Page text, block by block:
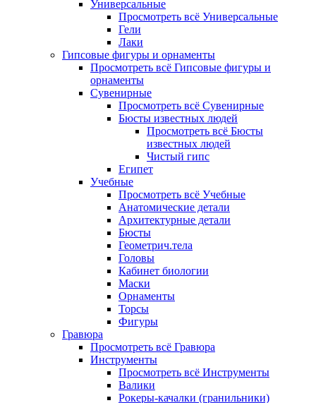
Универсальные
Просмотреть всё Универсальные
Гели
Лаки
Гипсовые фигуры и орнаменты
Просмотреть всё Гипсовые фигуры и
орнаменты
Сувенирные
Просмотреть всё Сувенирные
Бюсты известных людей
Просмотреть всё Бюсты
известных людей
Чистый гипс
Египет
Учебные
Просмотреть всё Учебные
Анатомические детали
Архитектурные детали
Бюсты
Геометрич.тела
Головы
Кабинет биологии
Маски
Орнаменты
Торсы
Фигуры
Гравюра
Просмотреть всё Гравюра
Инструменты
Просмотреть всё Инструменты
Валики
Рокеры-качалки (гранильники)